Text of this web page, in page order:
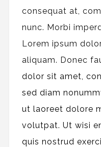
consequat at,
nunc. Morbi
Lorem ipsum
aliquam. Donec
dolor sit amet,
sed diam
ut laoreet dolore
volutpat. Ut wisi
quis nostrud